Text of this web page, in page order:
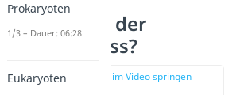
Wie verläuft der
Sterbeprozess?
zur Stelle im Video springen
Prokaryoten
1/3 – Dauer: 06:28
Eukaryoten